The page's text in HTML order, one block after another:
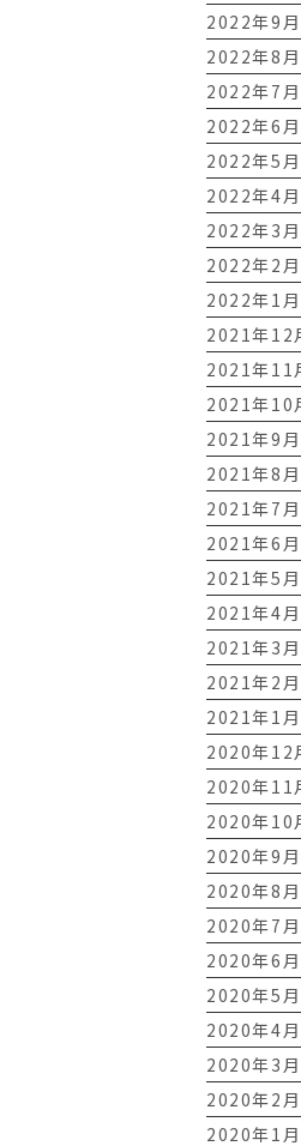
2022年9
2022年8
2022年7
2022年6
2022年5
2022年4
2022年3
2022年2
2022年1
2021年12
2021年11
2021年10
2021年9
2021年8
2021年7
2021年6
2021年5
2021年4
2021年3
2021年2
2021年1
2020年12
2020年11
2020年10
2020年9
2020年8
2020年7
2020年6
2020年5
2020年4
2020年3
2020年2
2020年1